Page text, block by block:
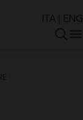
ITA ENG